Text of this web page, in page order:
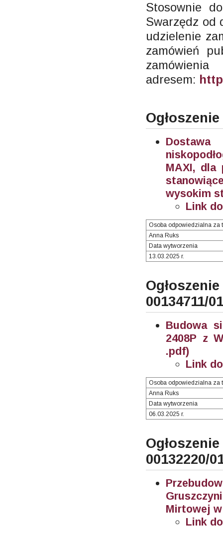
Stosownie
Swarzędz od
udzielenie
zamówień
adresem:
MAXI, dla
wysokim
Link
Osoba odpowiedzialna za
Anna Ruks
Data wytworzenia
13.03.2025 r.
00134711/
Budowa
2408P z
.pdf)
Link
Osoba odpowiedzialna za
Anna Ruks
Data wytworzenia
06.03.2025 r.
00132220/
Mirtowej
Link